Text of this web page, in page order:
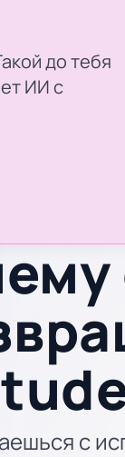
до тебя
ИИ с
с